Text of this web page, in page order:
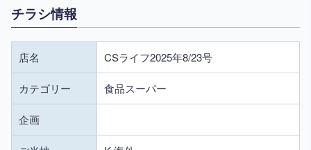
チラシ情報
店名 CSライフ2025年8/23号
カテゴリー 食品スーパー
企画